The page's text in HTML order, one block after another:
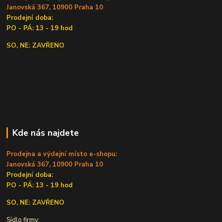
Janovská 367, 10900 Praha 10
Prodejní doba:
PO - PÁ: 13 - 19 hod
SO, NE: ZAVŘENO
Kde nás najdete
Prodejna a výdejní místo e-shopu:
Janovská 367, 10900 Praha 10
Prodejní doba:
PO - PÁ: 13 - 19 hod
SO, NE: ZAVŘENO
Sídlo firmy: